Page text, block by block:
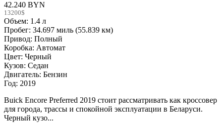
42.240 BYN
13200$
Объем: 1.4 л
Пробег: 34.697 миль (55.839 км)
Привод: Полный
Коробка: Автомат
Цвет: Черный
Кузов: Седан
Двигатель: Бензин
Год: 2019
Buick Encore Preferred 2019 стоит рассматривать как кроссовер
для города, трассы и спокойной эксплуатации в Беларуси.
Черный кузо...